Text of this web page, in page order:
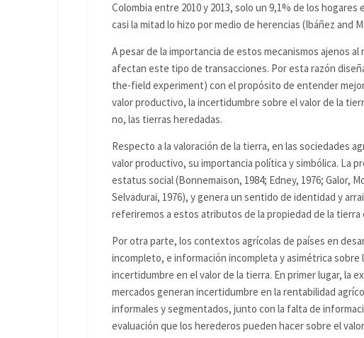
Colombia entre 2010 y 2013, solo un 9,1% de los
casi la mitad lo hizo por medio de herencias (Ibáñez and
A pesar de la importancia de estos mecanismos ajenos
afectan este tipo de transacciones. Por esta razón
the-field experiment) con el propósito de entender
valor productivo, la incertidumbre sobre el valor de la
no, las tierras heredadas.
Respecto a la valoración de la tierra, en las sociedades
valor productivo, su importancia política y simbólica. La
estatus social (Bonnemaison, 1984; Edney, 1976; Galor,
Selvadurai, 1976), y genera un sentido de identidad y
referiremos a estos atributos de la propiedad de la tierra
Por otra parte, los contextos agrícolas de países en
incompleto, e información incompleta y asimétrica sobre
incertidumbre en el valor de la tierra. En primer lugar, la
mercados generan incertidumbre en la rentabilidad
informales y segmentados, junto con la falta de
evaluación que los herederos pueden hacer sobre el